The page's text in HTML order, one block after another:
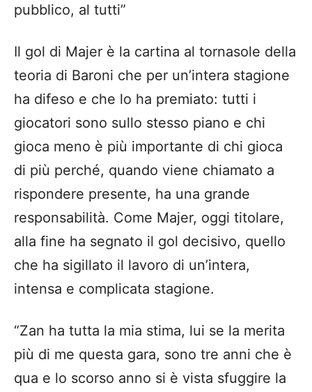
pubblico, al tutti”
Il gol di Majer è la cartina al tornasole della
teoria di Baroni che per un’intera stagione
ha difeso e che lo ha premiato: tutti i
giocatori sono sullo stesso piano e chi
gioca meno è più importante di chi gioca
di più perché, quando viene chiamato a
rispondere presente, ha una grande
responsabilità. Come Majer, oggi titolare,
alla fine ha segnato il gol decisivo, quello
che ha sigillato il lavoro di un’intera,
intensa e complicata stagione.
“Zan ha tutta la mia stima, lui se la merita
più di me questa gara, sono tre anni che è
qua e lo scorso anno si è vista sfuggire la